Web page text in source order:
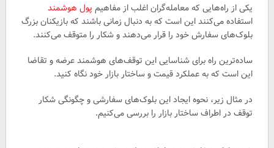
یکی از راه‌هایی که معامله‌گران اغلب از مفاهیم پول هوشمند
استفاده می‌کنند این است که به دنبال زمانی باشند که بازیکنان بزرگ
بلوک‌های سفارش خود را قرار می‌دهند و شکار را متوقف می‌کنند.
ساده‌ترین راه برای شناسایی این توقف‌های هوشمند عرضه و تقاضا
این است که به عملکرد قیمت و ساختار بازار خود نگاه کنید.
در مثال زیر، نحوه ایجاد این بلوک‌های سفارشی و چگونگی شکار
توقف در اطراف ساختار بازار را بررسی می‌کنیم.